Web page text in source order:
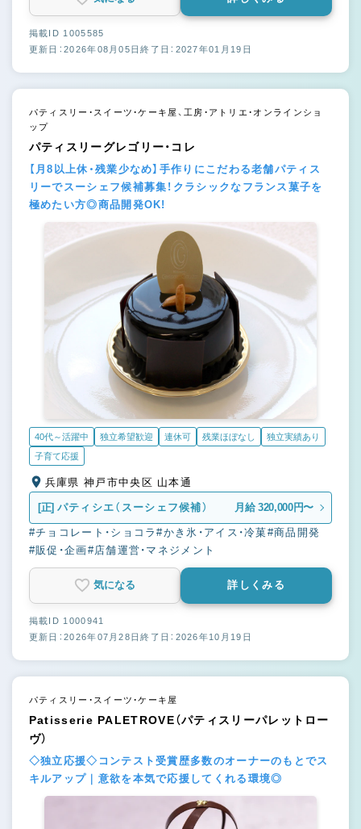
掲載ID 1005585
更新日：2026年08月05日終了日：2027年01月19日
パティスリー・スイーツ・ケーキ屋、工房・アトリエ・オンラインショ
ップ
パティスリーグレゴリー・コレ
【月8以上休・残業少なめ】手作りにこだわる老舗パティス
リーでスーシェフ候補募集！クラシックなフランス菓子を
極めたい方◎商品開発OK!
40代～活躍中 独立希望歓迎 連休可 残業ほぼなし
独立実績あり
子育て応援
兵庫県 神戸市中央区 山本通
[正] パティシエ（スーシェフ候補） 月給 320,000円〜
#チョコレート・ショコラ#かき氷・アイス・冷菓#商品開発
#販促・企画#店舗運営・マネジメント
気になる 詳しくみる
掲載ID 1000941
更新日：2026年07月28日終了日：2026年10月19日
パティスリー・スイーツ・ケーキ屋
Patisserie PALETROVE（パティスリーパレットロー
ヴ）
◇独立応援◇コンテスト受賞歴多数のオーナーのもとでス
キルアップ｜意欲を本気で応援してくれる環境◎